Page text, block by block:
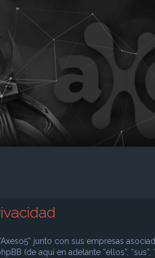
junto con sus empresas
(de aquí en adelante “ellos”,